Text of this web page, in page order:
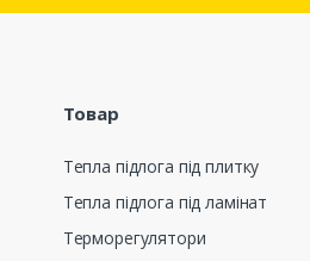
Товар
Тепла підлога під плитку
Тепла підлога під ламінат
Терморегулятори